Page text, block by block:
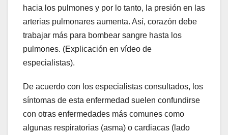
hacia los pulmones y por lo tanto, la presión en las
arterias pulmonares aumenta. Así, corazón debe
trabajar más para bombear sangre hasta los
pulmones. (Explicación en vídeo de
especialistas).
De acuerdo con los especialistas consultados, los
síntomas de esta enfermedad suelen confundirse
con otras enfermedades más comunes como
algunas respiratorias (asma) o cardiacas (lado